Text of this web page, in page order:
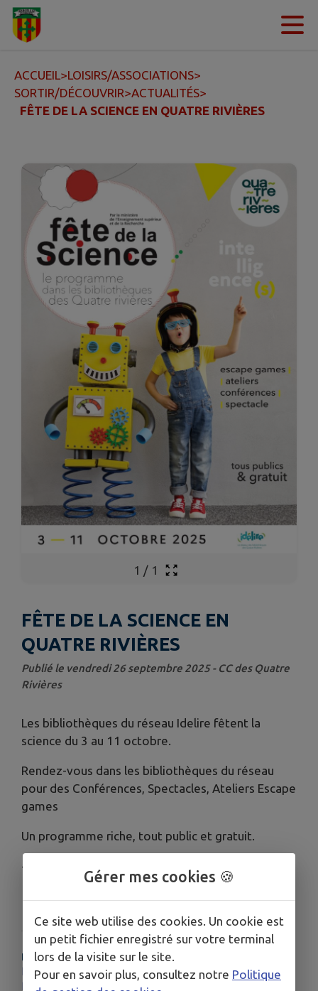
Contenu
ACCUEIL>LOISIRS/ASSOCIATIONS>
SORTIR/DÉCOUVRIR>ACTUALITÉS>
FÊTE DE LA SCIENCE EN QUATRE RIVIÈRES
1 / 1
FÊTE DE LA SCIENCE EN
QUATRE RIVIÈRES
Publié le vendredi 26 septembre 2025 - CC des Quatre
Rivières
Les bibliothèques du réseau Idelire fêtent la
science du 3 au 11 octobre.
Rendez-vous dans les bibliothèques du réseau
pour des Conférences, Spectacles, Ateliers Escape
games
Un programme riche, tout public et gratuit.
+ d'infos : 04 50 31 46 95
PLUS D'INFORMATIONS
https://bibliotheque.cc4r.fr/agenda-du-reseau
https://quatrerivieres.fr
Gérer mes cookies 🍪
Ce site web utilise des cookies. Un cookie est
un petit fichier enregistré sur votre terminal
lors de la visite sur le site.
Pour en savoir plus, consultez notre Politique